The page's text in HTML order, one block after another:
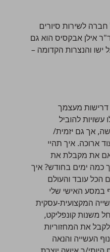
לשירות סיורים
אילן אבקסיס הוא גם
ישו והנצרות הקדומה –
מעצמך
להוביל
אך גם יזמית/
ארוכה. איך תהיי
את מקבלת את
כמה ימים בחודש? איך
הכל עובד והעולם
במסע האישי שלי
המקצועית-עסקית
משנות קונפליקט,
את המחזוריות
העשייה והנאה